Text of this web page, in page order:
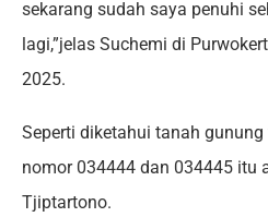
sekarang sudah saya penuhi
lagi,”jelas Suchemi di
2025.
Seperti diketahui tanah
nomor 034444 dan 034445 itu
Tjiptartono.